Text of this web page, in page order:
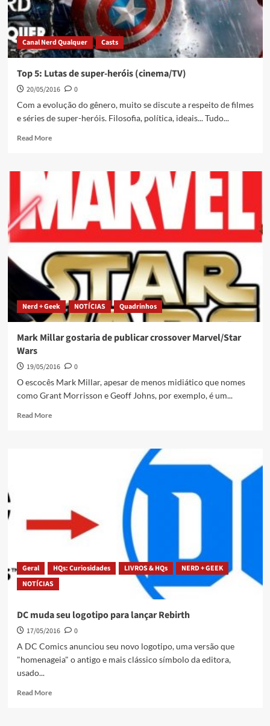
Canal Nerd Qualquer Casts
Top 5: Lutas de super-heróis (cinema/TV)
20/05/2016
0
Com a evolução do gênero, muito se discute a respeito de filmes
e séries de super-heróis. Filosofia, política, ideais... Tudo...
Read More
Nerd + Geek NOTÍCIAS Quadrinhos
Mark Millar gostaria de publicar crossover Marvel/Star
Wars
19/05/2016
0
O escocês Mark Millar, apesar de menos midiático que nomes
como Grant Morrisson e Geoff Johns, por exemplo, é um...
Read More
Geral HQs: Curiosidades LIVROS & HQs
NERD + GEEK
NOTÍCIAS
DC muda seu logotipo para lançar Rebirth
17/05/2016
0
A DC Comics anunciou seu novo logotipo, uma versão que
"homenageia" o antigo e mais clássico símbolo da editora,
usado...
Read More